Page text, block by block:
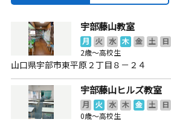
宇部藤山教室
月 火 水 木 金 土
日
2歳～高校生
山口県宇部市東平原２丁目８－２４
宇部藤山ヒルズ教室
月 火 水 木 金 土
日
0歳～高校生